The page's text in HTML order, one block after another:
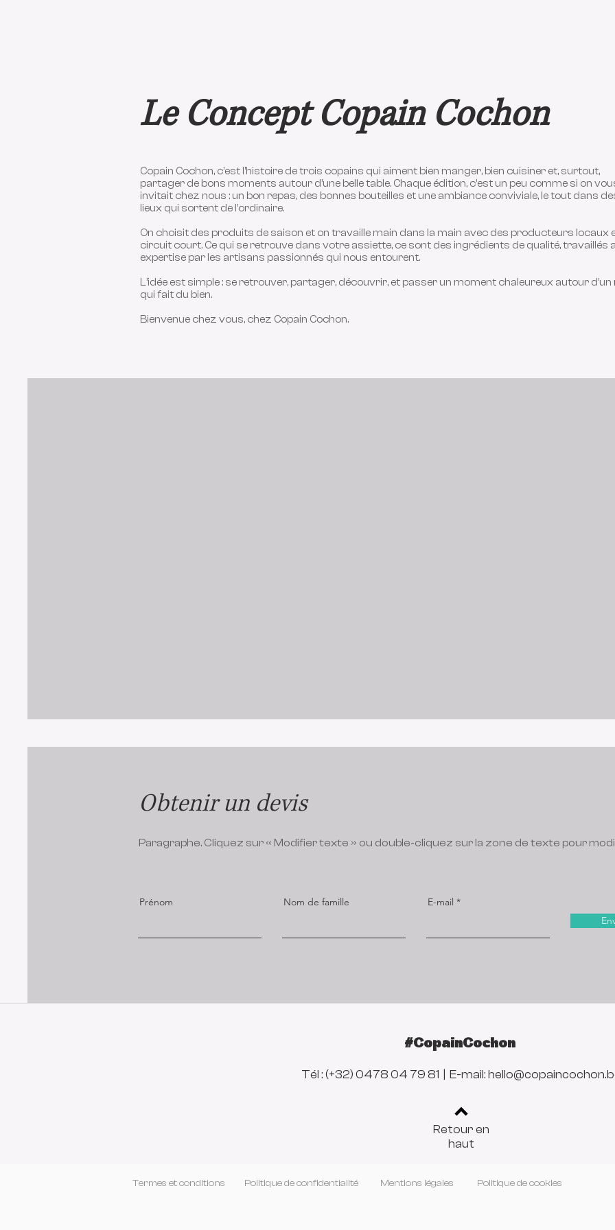
Le Concept Copain Cochon
Copain Cochon, c’est l’histoire de trois copains qui aiment bien manger, bien cuisiner et, surtout,
partager de bons moments autour d’une belle table. Chaque édition, c’est un peu comme si on
invitait chez nous : un bon repas, des bonnes bouteilles et une ambiance conviviale, le tout dans
lieux qui sortent de l’ordinaire.
On choisit des produits de saison et on travaille main dans la main avec des producteurs locaux
circuit court. Ce qui se retrouve dans votre assiette, ce sont des ingrédients de qualité, travaillés
expertise par les artisans passionnés qui nous entourent.
L’idée est simple : se retrouver, partager, découvrir, et passer un moment chaleureux autour d’un
qui fait du bien.
Bienvenue chez vous, chez Copain Cochon.
Obtenir un devis
Paragraphe. Cliquez sur « Modifier texte » ou double-cliquez sur la zone de texte pour
Prénom Nom de famille
E-mail
#CopainCochon
Tél : (+32) 0478 04 79 81 | E-mail:
Retour en
haut
Termes et conditions Politique de confidentialité Mentions légales Politique de cookies